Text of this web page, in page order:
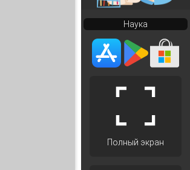
Наука
Полный экран